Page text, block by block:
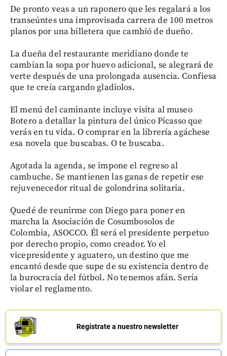
De pronto veas a un raponero que les regalará a los
transeúntes una improvisada carrera de 100 metros
planos por una billetera que cambió de dueño.
La dueña del restaurante meridiano donde te
cambian la sopa por huevo adicional, se alegrará de
verte después de una prolongada ausencia. Confiesa
que te creía cargando gladiolos.
El menú del caminante incluye visita al museo
Botero a detallar la pintura del único Picasso que
verás en tu vida. O comprar en la librería agáchese
esa novela que buscabas. O te buscaba.
Agotada la agenda, se impone el regreso al
cambuche. Se mantienen las ganas de repetir ese
rejuvenecedor ritual de golondrina solitaria.
Quedé de reunirme con Diego para poner en
marcha la Asociación de Cosumbosolos de
Colombia, ASOCCO. Él será el presidente perpetuo
por derecho propio, como creador. Yo el
vicepresidente y aguatero, un destino que me
encantó desde que supe de su existencia dentro de
la burocracia del fútbol. No tenemos afán. Sería
violar el reglamento.
Regístrate a nuestro newsletter